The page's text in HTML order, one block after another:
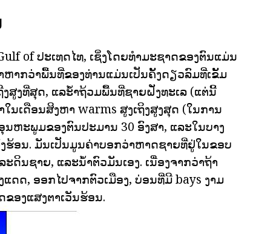
of ປະເທດໄທ, ເຊິ່ງໂດຍທໍາມະຊາດຂອງຕົນແມ່ນ
າກວ່າພື້ນທີ່ຂອງທ່ານແມ່ນເປັນຄັ້ງດຽວລົມທີ່ເຂັ້ມ
ສູງທີ່ສຸດ, ແລະ້ໍາຖ້ວມພື້ນທີ່ຊາຍຝັ່ງທະເລ (ແຕ່ນີ້
ນເດືອນສິງຫາ warms ສູງເຖິງສູງສຸດ (ໃນການ
ຫະພູມຂອງຕົນປະມານ 30 ອົງສາ, ແລະໃນບາງ
ຮ້ອນ. ມັນເປັນມູນຄ່າບອກວ່າຫາດຊາຍທີ່ຢູ່ໃນຂອບ
ດິນຊາຍ, ແລະນ້ໍາຕົວມັນເອງ. ເນື່ອງຈາກວ່າຖ້າ
ດ, ອອກໄປຈາກຕົວເມືອງ, ບ່ອນທີ່ມີ bays ງາມ
ອງແສງຕາເວັນຮ້ອນ.